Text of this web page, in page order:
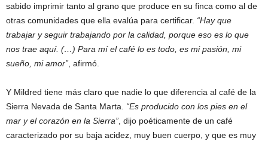
sabido imprimir tanto al grano que produce en su finca como al de
otras comunidades que ella evalúa para certificar. “Hay que
trabajar y seguir trabajando por la calidad, porque eso es lo que
nos trae aquí. (…) Para mí el café lo es todo, es mi pasión, mi
sueño, mi amor”, afirmó.
Y Mildred tiene más claro que nadie lo que diferencia al café de la
Sierra Nevada de Santa Marta. “Es producido con los pies en el
mar y el corazón en la Sierra”, dijo poéticamente de un café
caracterizado por su baja acidez, muy buen cuerpo, y que es muy